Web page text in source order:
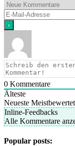
0 Kommentare
Älteste
Neueste Meistbewertet
Inline-Feedbacks
Alle Kommentare
Popular posts: